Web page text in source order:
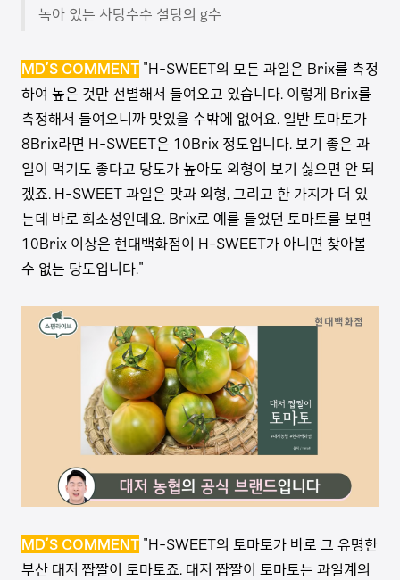
녹아 있는 사탕수수 설탕의 g수
MD’S COMMENT "H-SWEET의 모든 과일은 Brix를 측정
하여 높은 것만 선별해서 들여오고 있습니다. 이렇게 Brix를
측정해서 들여오니까 맛있을 수밖에 없어요. 일반 토마토가
8Brix라면 H-SWEET은 10Brix 정도입니다. 보기 좋은 과
일이 먹기도 좋다고 당도가 높아도 외형이 보기 싫으면 안 되
겠죠. H-SWEET 과일은 맛과 외형, 그리고 한 가지가 더 있
는데 바로 희소성인데요. Brix로 예를 들었던 토마토를 보면
10Brix 이상은 현대백화점이 H-SWEET가 아니면 찾아볼
수 없는 당도입니다."
MD’S COMMENT "H-SWEET의 토마토가 바로 그 유명한
부산 대저 짭짤이 토마토죠. 대저 짭짤이 토마토는 과일계의